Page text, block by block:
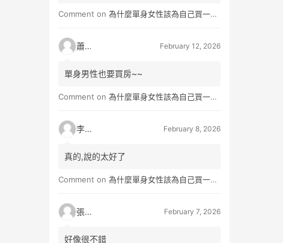
Comment on 為什麼單身女性該為自己買一間房？不只為了棲身，更是為人生買一份「選擇權」
蕭雨 February 12, 2026
單身男性也要買房~~
Comment on 為什麼單身女性該為自己買一間房？不只為了棲身，更是為人生買一份「選擇權」
李小真 February 8, 2026
真的,說的太好了
Comment on 為什麼單身女性該為自己買一間房？不只為了棲身，更是為人生買一份「選擇權」
張小玉 February 7, 2026
好像很不錯